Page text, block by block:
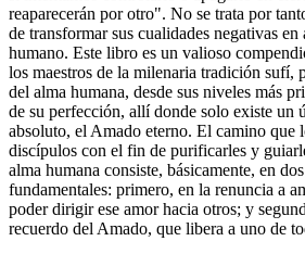
reaparecerán por otro". No se trata por
de transformar sus cualidades negativas
humano. Este libro es un valioso
los maestros de la milenaria tradición sufí,
del alma humana, desde sus niveles más
de su perfección, allí donde solo existe un
absoluto, el Amado eterno. El camino que
discípulos con el fin de purificarles y
alma humana consiste, básicamente, en
fundamentales: primero, en la renuncia a
poder dirigir ese amor hacia otros; y
recuerdo del Amado, que libera a uno de